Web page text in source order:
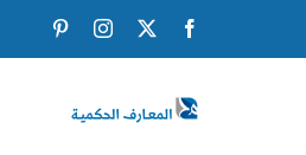
Facebook
X
Instagram